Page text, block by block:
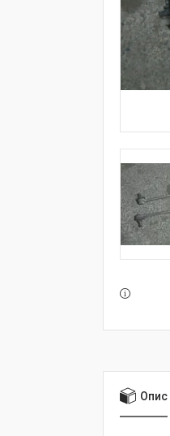
Опис